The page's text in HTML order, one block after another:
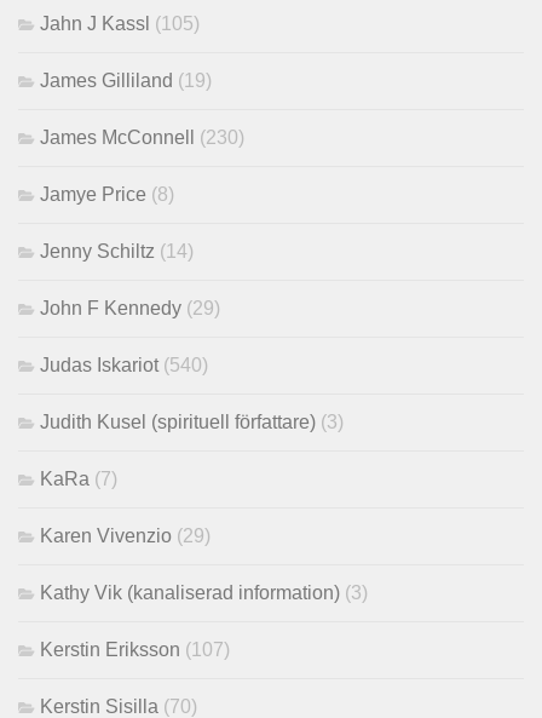
Jahn J Kassl (105)
James Gilliland (19)
James McConnell (230)
Jamye Price (8)
Jenny Schiltz (14)
John F Kennedy (29)
Judas Iskariot (540)
Judith Kusel (spirituell författare) (3)
KaRa (7)
Karen Vivenzio (29)
Kathy Vik (kanaliserad information) (3)
Kerstin Eriksson (107)
Kerstin Sisilla (70)